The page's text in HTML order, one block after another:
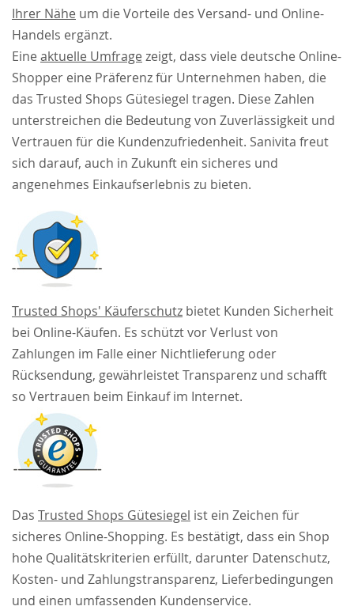
Ihrer Nähe um die Vorteile des Versand- und Online-
Handels ergänzt.
Eine aktuelle Umfrage zeigt, dass viele deutsche Online-
Shopper eine Präferenz für Unternehmen haben, die
das Trusted Shops Gütesiegel tragen. Diese Zahlen
unterstreichen die Bedeutung von Zuverlässigkeit und
Vertrauen für die Kundenzufriedenheit. Sanivita freut
sich darauf, auch in Zukunft ein sicheres und
angenehmes Einkaufserlebnis zu bieten.
Trusted Shops' Käuferschutz bietet Kunden Sicherheit
bei Online-Käufen. Es schützt vor Verlust von
Zahlungen im Falle einer Nichtlieferung oder
Rücksendung, gewährleistet Transparenz und schafft
so Vertrauen beim Einkauf im Internet.
Das Trusted Shops Gütesiegel ist ein Zeichen für
sicheres Online-Shopping. Es bestätigt, dass ein Shop
hohe Qualitätskriterien erfüllt, darunter Datenschutz,
Kosten- und Zahlungstransparenz, Lieferbedingungen
und einen umfassenden Kundenservice.